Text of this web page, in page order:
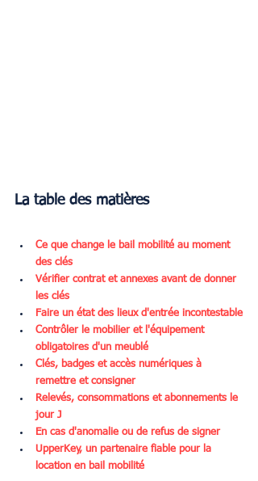
La table des matières
Ce que change le bail mobilité au moment
des clés
Vérifier contrat et annexes avant de donner
les clés
Faire un état des lieux d'entrée incontestable
Contrôler le mobilier et l'équipement
obligatoires d'un meublé
Clés, badges et accès numériques à
remettre et consigner
Relevés, consommations et abonnements le
jour J
En cas d'anomalie ou de refus de signer
UpperKey, un partenaire fiable pour la
location en bail mobilité